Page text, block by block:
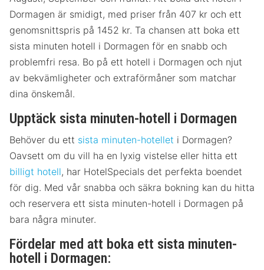
Dormagen är smidigt, med priser från 407 kr och ett
genomsnittspris på 1452 kr. Ta chansen att boka ett
sista minuten hotell i Dormagen för en snabb och
problemfri resa. Bo på ett hotell i Dormagen och njut
av bekvämligheter och extraförmåner som matchar
dina önskemål.
Upptäck sista minuten-hotell i Dormagen
Behöver du ett sista minuten-hotellet i Dormagen?
Oavsett om du vill ha en lyxig vistelse eller hitta ett
billigt hotell, har HotelSpecials det perfekta boendet
för dig. Med vår snabba och säkra bokning kan du hitta
och reservera ett sista minuten-hotell i Dormagen på
bara några minuter.
Fördelar med att boka ett sista minuten-
hotell i Dormagen: